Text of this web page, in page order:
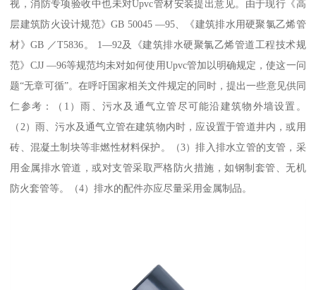
视，消防专项验收中也未对Upvc管材安装提出意见。由于现行《高
层建筑防火设计规范》GB 50045 —95、《建筑排水用硬聚氯乙烯管
材》GB ／T5836。 1—92及《建筑排水硬聚氯乙烯管道工程技术规
范》CJJ —96等规范均未对如何使用Upvc管加以明确规定，使这一问
题“无章可循”。在呼吁国家相关文件规定的同时，提出一些意见供同
仁参考：（1）雨、污水及通气立管尽可能沿建筑物外墙设置。
（2）雨、污水及通气立管在建筑物内时，应设置于管道井内，或用
砖、混凝土制块等非燃性材料保护。（3）排入排水立管的支管，采
用金属排水管道，或对支管采取严格防火措施，如钢制套管、无机
防火套管等。（4）排水的配件亦应尽量采用金属制品。